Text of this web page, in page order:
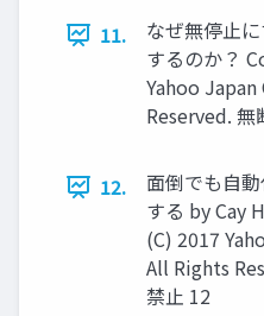
11.
なぜ無停止
するのか？
Yahoo
Reserved. 無
12.
面倒でも自
する by Cay
(C) 2017
All Rights
禁止 12